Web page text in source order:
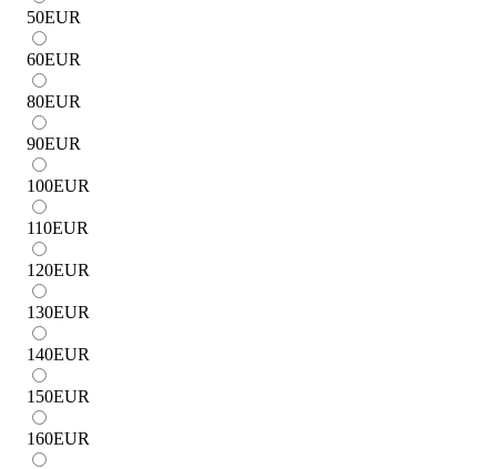
50EUR
60EUR
80EUR
90EUR
100EUR
110EUR
120EUR
130EUR
140EUR
150EUR
160EUR